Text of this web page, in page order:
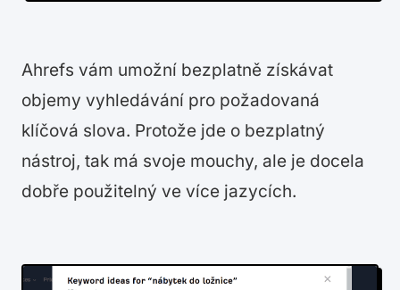
Ahrefs vám umožní bezplatně získávat
objemy vyhledávání pro požadovaná
klíčová slova. Protože jde o bezplatný
nástroj, tak má svoje mouchy, ale je docela
dobře použitelný ve více jazycích.